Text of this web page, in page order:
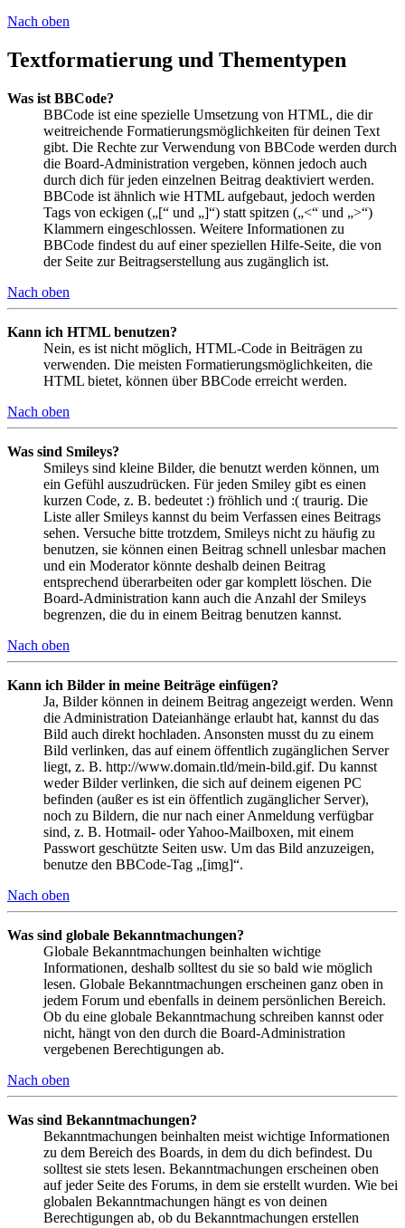
Nach oben
Textformatierung und Thementypen
Was ist BBCode?
BBCode ist eine spezielle Umsetzung von HTML, die dir
weitreichende Formatierungsmöglichkeiten für deinen Text
gibt. Die Rechte zur Verwendung von BBCode werden durch
die Board-Administration vergeben, können jedoch auch
durch dich für jeden einzelnen Beitrag deaktiviert werden.
BBCode ist ähnlich wie HTML aufgebaut, jedoch werden
Tags von eckigen („[“ und „]“) statt spitzen („<“ und „>“)
Klammern eingeschlossen. Weitere Informationen zu
BBCode findest du auf einer speziellen Hilfe-Seite, die von
der Seite zur Beitragserstellung aus zugänglich ist.
Nach oben
Kann ich HTML benutzen?
Nein, es ist nicht möglich, HTML-Code in Beiträgen zu
verwenden. Die meisten Formatierungsmöglichkeiten, die
HTML bietet, können über BBCode erreicht werden.
Nach oben
Was sind Smileys?
Smileys sind kleine Bilder, die benutzt werden können, um
ein Gefühl auszudrücken. Für jeden Smiley gibt es einen
kurzen Code, z. B. bedeutet :) fröhlich und :( traurig. Die
Liste aller Smileys kannst du beim Verfassen eines Beitrags
sehen. Versuche bitte trotzdem, Smileys nicht zu häufig zu
benutzen, sie können einen Beitrag schnell unlesbar machen
und ein Moderator könnte deshalb deinen Beitrag
entsprechend überarbeiten oder gar komplett löschen. Die
Board-Administration kann auch die Anzahl der Smileys
begrenzen, die du in einem Beitrag benutzen kannst.
Nach oben
Kann ich Bilder in meine Beiträge einfügen?
Ja, Bilder können in deinem Beitrag angezeigt werden. Wenn
die Administration Dateianhänge erlaubt hat, kannst du das
Bild auch direkt hochladen. Ansonsten musst du zu einem
Bild verlinken, das auf einem öffentlich zugänglichen Server
liegt, z. B. http://www.domain.tld/mein-bild.gif. Du kannst
weder Bilder verlinken, die sich auf deinem eigenen PC
befinden (außer es ist ein öffentlich zugänglicher Server),
noch zu Bildern, die nur nach einer Anmeldung verfügbar
sind, z. B. Hotmail- oder Yahoo-Mailboxen, mit einem
Passwort geschützte Seiten usw. Um das Bild anzuzeigen,
benutze den BBCode-Tag „[img]“.
Nach oben
Was sind globale Bekanntmachungen?
Globale Bekanntmachungen beinhalten wichtige
Informationen, deshalb solltest du sie so bald wie möglich
lesen. Globale Bekanntmachungen erscheinen ganz oben in
jedem Forum und ebenfalls in deinem persönlichen Bereich.
Ob du eine globale Bekanntmachung schreiben kannst oder
nicht, hängt von den durch die Board-Administration
vergebenen Berechtigungen ab.
Nach oben
Was sind Bekanntmachungen?
Bekanntmachungen beinhalten meist wichtige Informationen
zu dem Bereich des Boards, in dem du dich befindest. Du
solltest sie stets lesen. Bekanntmachungen erscheinen oben
auf jeder Seite des Forums, in dem sie erstellt wurden. Wie bei
globalen Bekanntmachungen hängt es von deinen
Berechtigungen ab, ob du Bekanntmachungen erstellen